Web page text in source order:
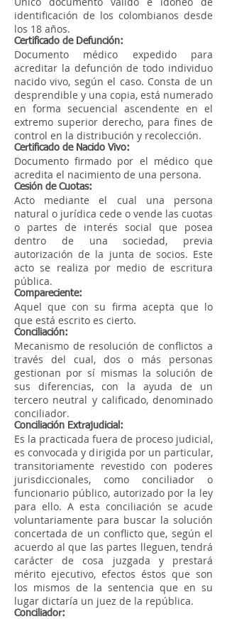
identificación de los colombianos desde
los 18 años.
Certificado de Defunción:
Documento médico expedido para
acreditar la defunción de todo individuo
nacido vivo, según el caso. Consta de un
desprendible y una copia, está numerado
en forma secuencial ascendente en el
extremo superior derecho, para fines de
control en la distribución y recolección.
Certificado de Nacido Vivo:
Documento firmado por el médico que
acredita el nacimiento de una persona.
Cesión de Cuotas:
Acto mediante el cual una persona
natural o jurídica cede o vende las cuotas
o partes de interés social que posea
dentro de una sociedad, previa
autorización de la junta de socios. Este
acto se realiza por medio de escritura
pública.
Compareciente:
Aquel que con su firma acepta que lo
que está escrito es cierto.
Conciliación:
Mecanismo de resolución de conflictos a
través del cual, dos o más personas
gestionan por sí mismas la solución de
sus diferencias, con la ayuda de un
tercero neutral y calificado, denominado
conciliador.
Conciliación Extrajudicial:
Es la practicada fuera de proceso judicial,
es convocada y dirigida por un particular,
transitoriamente revestido con poderes
jurisdiccionales, como conciliador o
funcionario público, autorizado por la ley
para ello. A esta conciliación se acude
voluntariamente para buscar la solución
concertada de un conflicto que, según el
acuerdo al que las partes lleguen, tendrá
carácter de cosa juzgada y prestará
mérito ejecutivo, efectos éstos que son
los mismos de la sentencia que en su
lugar dictaría un juez de la república.
Conciliador: